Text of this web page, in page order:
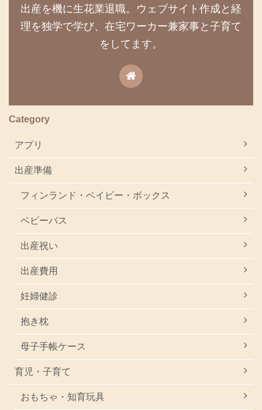
出産を機に生花業退職。ウェブサイト作成と経
理を独学で学び、在宅ワーカー兼家事と子育て
をしてます。
Category
アプリ
出産準備
フィンランド・ベイビー・ボックス
ベビーバス
出産祝い
出産費用
妊婦健診
抱き枕
母子手帳ケース
育児・子育て
おもちゃ・知育玩具